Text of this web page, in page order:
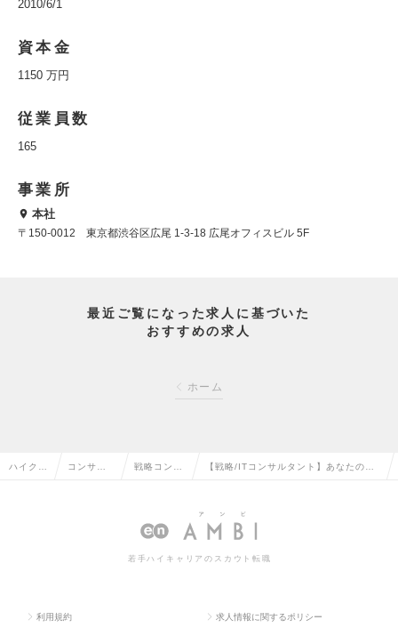
2010/6/1
資本金
1150 万円
従業員数
165
事業所
本社
〒150-0012 東京都渋谷区広尾 1-3-18 広尾オフィスビル 5F
最近ご覧になった求人に基づいた
おすすめの求人
ホーム
ハイクラ コンサル 戦略コンサ
転職
【戦略/ITコンサルタント】あなたの成
の求人情報
若手ハイキャリアのスカウト転職
利用規約 求人情報に関するポリシー